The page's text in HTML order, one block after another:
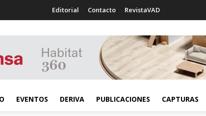
Editorial Contacto RevistaVAD
EVENTOS DERIVA PUBLICACIONES CAPTURAS